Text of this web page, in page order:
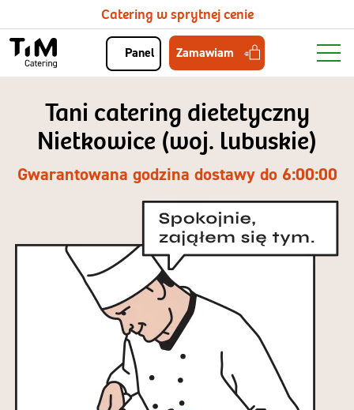
Catering w sprytnej cenie
Panel Zamawiam
Tani catering dietetyczny
Nietkowice (woj. lubuskie)
Gwarantowana godzina dostawy do 6:00:00